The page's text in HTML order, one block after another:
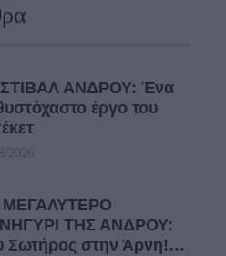
ΑΝΔΡΟΥ: Ένα
έργο του
2026
ΤΗΣ ΑΝΔΡΟΥ:
Σωτήρος στην Άρνη!…